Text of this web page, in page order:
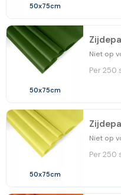
50x75cm
50x75cm
Niet op
Per 250
50x75cm
Niet op
Per 250